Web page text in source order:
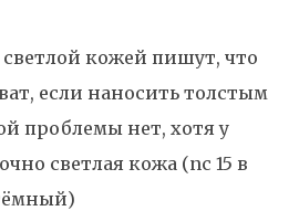
кожей пишут, что
если наносить толстым
проблемы нет, хотя у
светлая кожа (nc 15 в